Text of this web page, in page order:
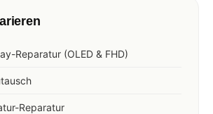
Reparatur (OLED & FHD)
Reparatur